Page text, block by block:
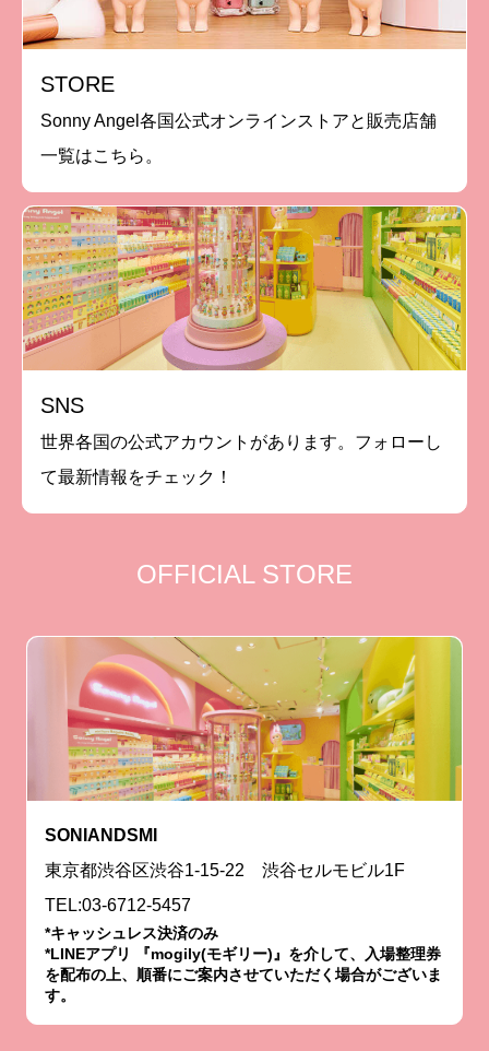
STORE
Sonny Angel各国公式オンラインストアと販売店舗
一覧はこちら。
SNS
世界各国の公式アカウントがあります。フォローし
て最新情報をチェック！
OFFICIAL STORE
SONIANDSMI
東京都渋谷区渋谷1-15-22 渋谷セルモビル1F
TEL:03-6712-5457
*キャッシュレス決済のみ
*LINEアプリ 『mogily(モギリー)』を介して、入場整理券
を配布の上、順番にご案内させていただく場合がございま
す。